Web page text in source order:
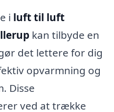
i luft til luft
kan tilbyde en
det lettere for dig
opvarmning og
Disse
ved at trække